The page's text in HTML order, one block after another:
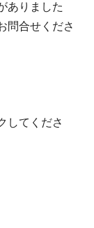
ありました
問合せくださ
してくださ